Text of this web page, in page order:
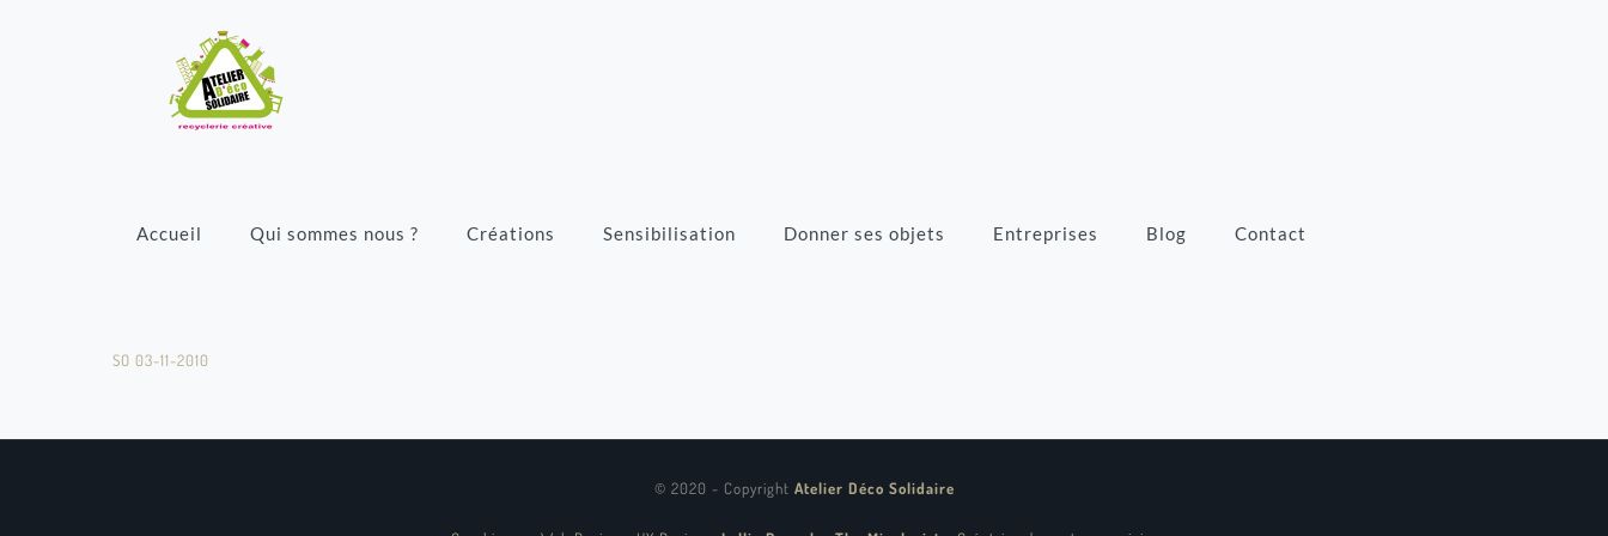
Accueil Qui sommes nous ? Créations Sensibilisation Donner ses objets Entreprises Blog Contact
SO 03-11-2010
© 2020 - Copyright Atelier Déco Solidaire